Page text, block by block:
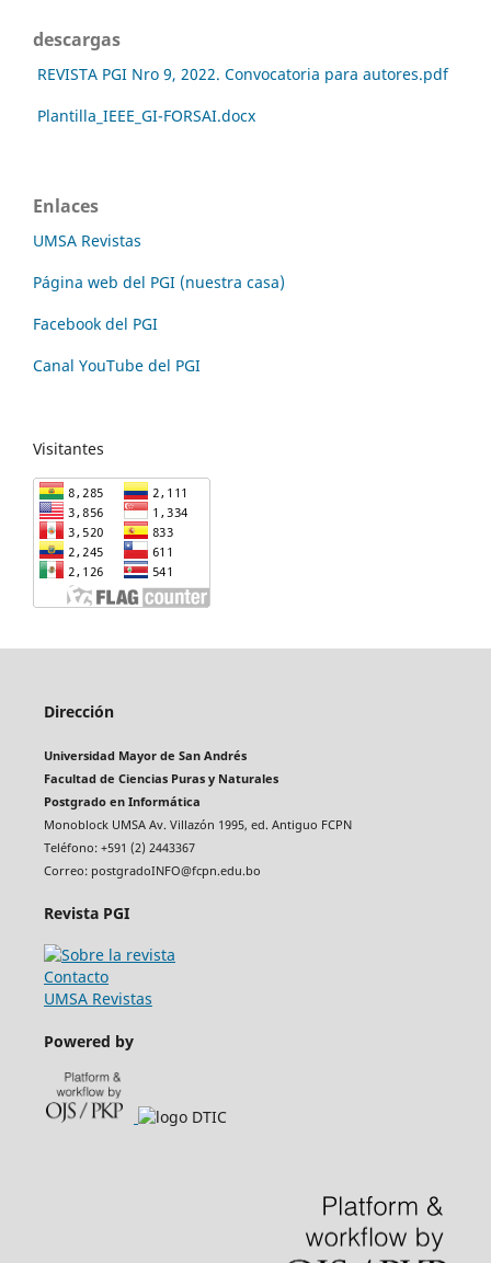
descargas
REVISTA PGI Nro 9, 2022. Convocatoria para autores.pdf
Plantilla_IEEE_GI-FORSAI.docx
Enlaces
UMSA Revistas
Página web del PGI (nuestra casa)
Facebook del PGI
Canal YouTube del PGI
Visitantes
Dirección
Universidad Mayor de San Andrés
Facultad de Ciencias Puras y Naturales
Postgrado en Informática
Monoblock UMSA Av. Villazón 1995, ed. Antiguo FCPN
Teléfono: +591 (2) 2443367
Correo: postgradoINFO@fcpn.edu.bo
Revista PGI
Contacto
UMSA Revistas
Powered by